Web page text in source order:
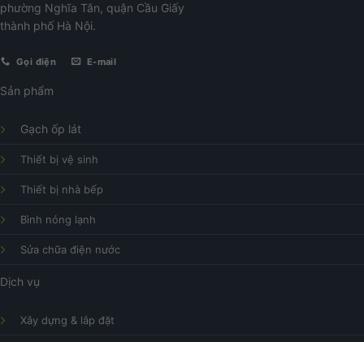
phường Nghĩa Tân, quận Cầu Giấy
thành phố Hà Nội.
Gọi điện E-mail
Sản phẩm
Gạch ốp lát
Thiết bị vệ sinh
Thiết bị nhà bếp
Bình nóng lạnh
Sửa chữa điện nước
Dịch vụ
Xây dựng & lắp đặt